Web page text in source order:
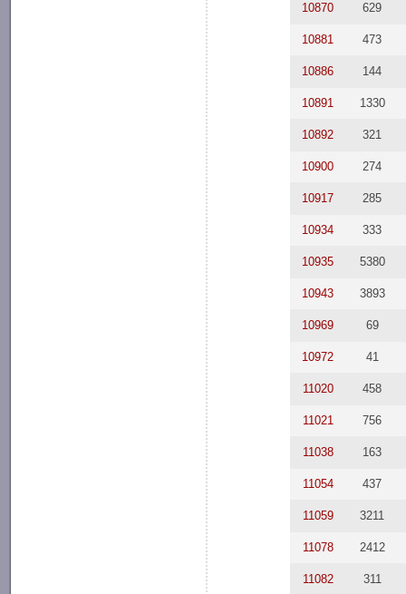
10870 629
10881 473
10886 144
10891 1330
10892 321
10900 274
10917 285
10934 333
10935 5380
10943 3893
10969 69
10972 41
11020 458
11021 756
11038 163
11054 437
11059 3211
11078 2412
11082 311